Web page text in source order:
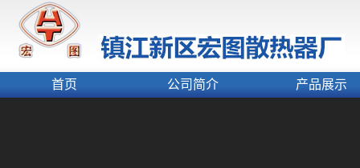
首页 公司简介 产品展示